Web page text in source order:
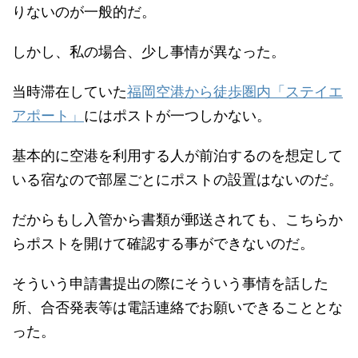
りないのが一般的だ。
しかし、私の場合、少し事情が異なった。
当時滞在していた福岡空港から徒歩圏内「ステイエ
アポート」 にはポストが一つしかない。
基本的に空港を利用する人が前泊するのを想定して
いる宿なので部屋ごとにポストの設置はないのだ。
だからもし入管から書類が郵送されても、こちらか
らポストを開けて確認する事ができないのだ。
そういう申請書提出の際にそういう事情を話した
所、合否発表等は電話連絡でお願いできることとな
った。